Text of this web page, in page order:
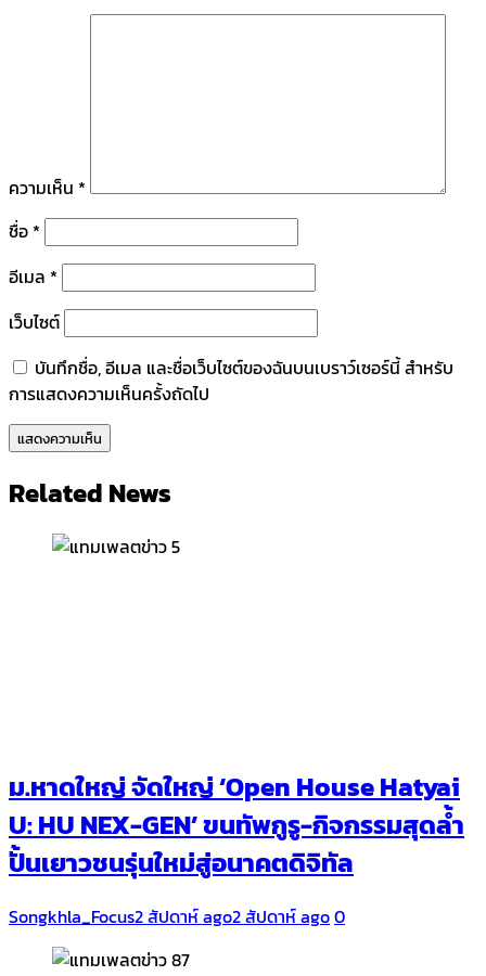
ความเห็น *
ชื่อ *
อีเมล *
เว็บไซต์
บันทึกชื่อ, อีเมล และชื่อเว็บไซต์ของฉันบนเบราว์เซอร์นี้ สำหรับ
การแสดงความเห็นครั้งถัดไป
Related News
ม.หาดใหญ่ จัดใหญ่ ‘Open House Hatyai
U: HU NEX-GEN’ ขนทัพกูรู-กิจกรรมสุดล้ำ
ปั้นเยาวชนรุ่นใหม่สู่อนาคตดิจิทัล
Songkhla_Focus2 สัปดาห์ ago2 สัปดาห์ ago0